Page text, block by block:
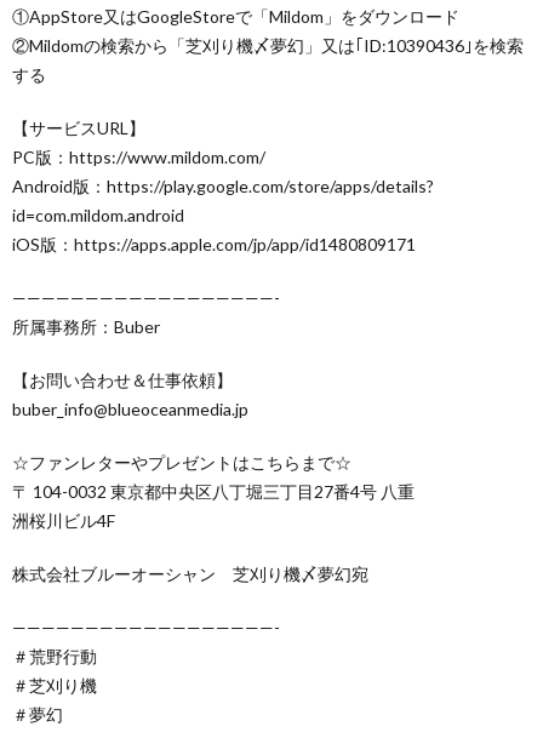
①AppStore又はGoogleStoreで「Mildom」をダウンロード
②Mildomの検索から「芝刈り機〆夢幻」又は｢ID:10390436｣を検索
する
【サービスURL】
PC版：https://www.mildom.com/
Android版：https://play.google.com/store/apps/details?
id=com.mildom.android
iOS版：https://apps.apple.com/jp/app/id1480809171
——————————————————-
所属事務所：Buber
【お問い合わせ＆仕事依頼】
buber_info@blueoceanmedia.jp
☆ファンレターやプレゼントはこちらまで☆
〒 104-0032 東京都中央区八丁堀三丁目27番4号 八重
洲桜川ビル4F
株式会社ブルーオーシャン 芝刈り機〆夢幻宛
——————————————————-
＃荒野行動
＃芝刈り機
＃夢幻